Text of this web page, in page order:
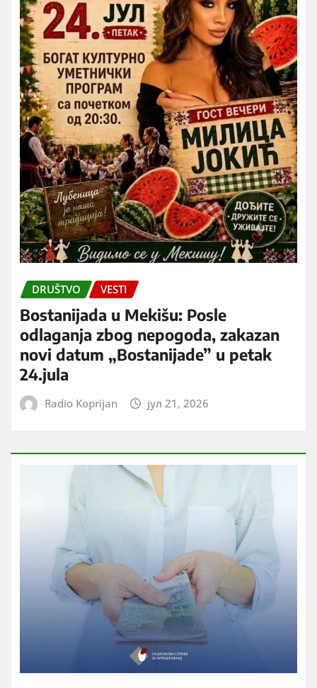
DRUŠTVO VESTI
Bostanijada u Mekišu: Posle
odlaganja zbog nepogoda, zakazan
novi datum „Bostanijade” u petak
24.jula
Radio Koprijan јул 21, 2026